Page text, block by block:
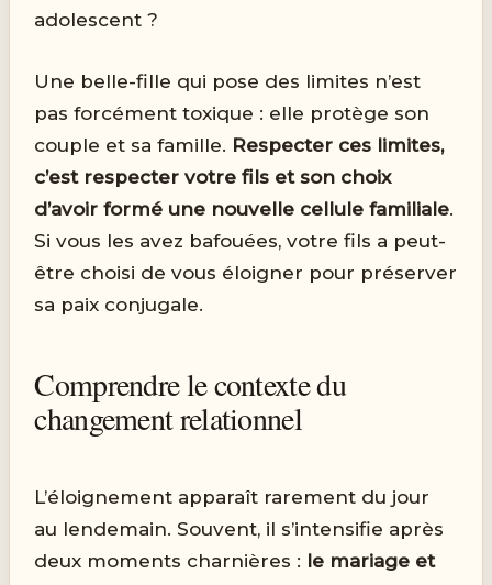
adolescent ?
Une belle-fille qui pose des limites n’est
pas forcément toxique : elle protège son
couple et sa famille. Respecter ces limites,
c’est respecter votre fils et son choix
d’avoir formé une nouvelle cellule familiale.
Si vous les avez bafouées, votre fils a peut-
être choisi de vous éloigner pour préserver
sa paix conjugale.
Comprendre le contexte du
changement relationnel
L’éloignement apparaît rarement du jour
au lendemain. Souvent, il s’intensifie après
deux moments charnières : le mariage et